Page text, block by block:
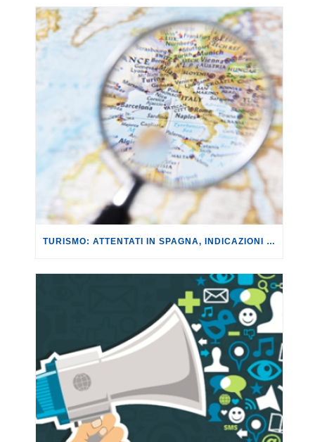
TURISMO: ATTENTATI IN SPAGNA, INDICAZIONI PER I VIAGGIATORI CHE INTENDONO MODIFICARE O CANCELLARE LE PRENOTAZIONI.